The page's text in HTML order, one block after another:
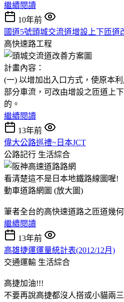
繼續閱讀
10年前
國道5號頭城交流道增設上下匝道
高快速路工程
計畫內容：
(一) 以增加出入口方式，使原本
部分車流，可改由增設之匝道上
的。
繼續閱讀
13年前
偉大公路巡禮~日本JCT
公路記行 生活綜合
看清楚這不是日本地鐵路線圖喔!
動車道路網圖 (放大圖)
筆者全台的高快速道路之匝道幾
繼續閱讀
13年前
高雄捷運運量統計表(2012/12月)
交通運輸 生活綜合
高捷加油!!!
不要再說高捷都沒人搭或小貓兩